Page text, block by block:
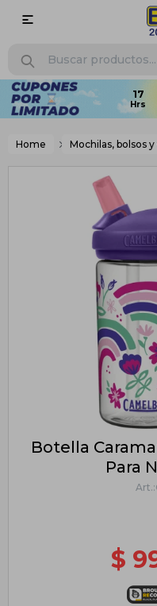

17
Home Mochilas, bolsos y
Botella
Para
$